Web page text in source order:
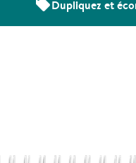
offersDupliquez et